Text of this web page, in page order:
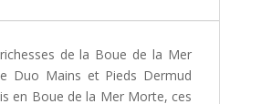
de la Boue de la Mer
Duo Mains et Pieds Dermud
en Boue de la Mer Morte, ces